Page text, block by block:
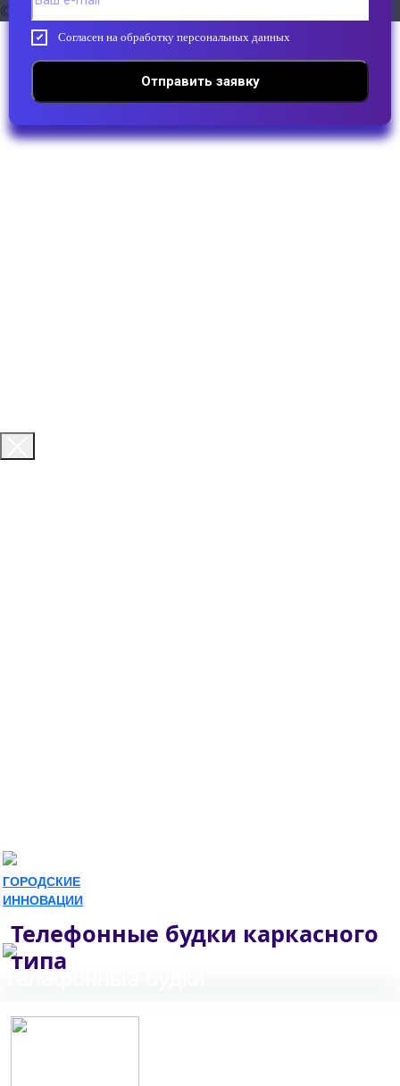
©2022, Все права защищены
ГОРОДСКИЕ
ИННОВАЦИИ
8(978) 713-58-18
Телефонные будки
Телефонные будки каркасного
типа
Согласен на обработку персональных данных
Отправить заявку